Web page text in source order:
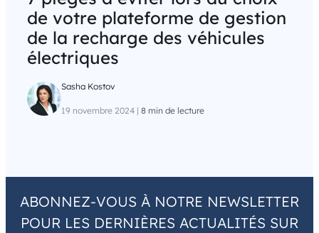
de votre plateforme de gestion
de la recharge des véhicules
électriques
Sasha Kostov
19 novembre 2024 | 8 min de lecture
ABONNEZ-VOUS À NOTRE NEWSLETTER
POUR LES DERNIÈRES ACTUALITÉS SUR